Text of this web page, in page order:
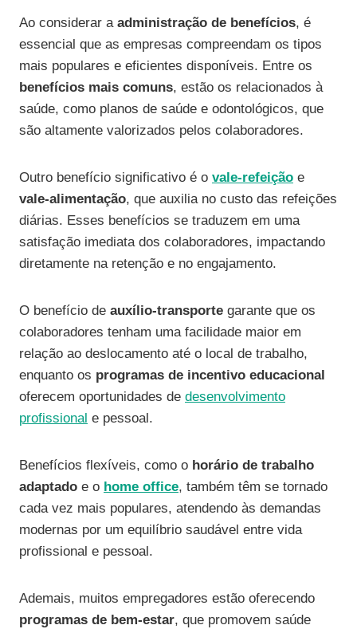
Ao considerar a administração de benefícios, é
essencial que as empresas compreendam os tipos
mais populares e eficientes disponíveis. Entre os
benefícios mais comuns, estão os relacionados à
saúde, como planos de saúde e odontológicos, que
são altamente valorizados pelos colaboradores.
Outro benefício significativo é o vale-refeição e
vale-alimentação, que auxilia no custo das refeições
diárias. Esses benefícios se traduzem em uma
satisfação imediata dos colaboradores, impactando
diretamente na retenção e no engajamento.
O benefício de auxílio-transporte garante que os
colaboradores tenham uma facilidade maior em
relação ao deslocamento até o local de trabalho,
enquanto os programas de incentivo educacional
oferecem oportunidades de desenvolvimento
profissional e pessoal.
Benefícios flexíveis, como o horário de trabalho
adaptado e o home office, também têm se tornado
cada vez mais populares, atendendo às demandas
modernas por um equilíbrio saudável entre vida
profissional e pessoal.
Ademais, muitos empregadores estão oferecendo
programas de bem-estar, que promovem saúde